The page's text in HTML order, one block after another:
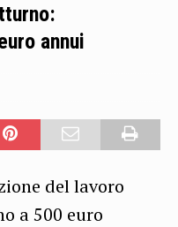
annui
del lavoro
a 500 euro